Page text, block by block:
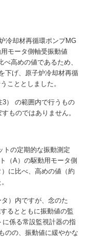
冷却材再循環ポンプMG
モータ側軸受振動値
べ高めの値であるため、
下げ、原子炉冷却材再循
こととしました。
） の範囲内で行うもの
ものではありません。
トの定期的な振動測定
（A）の駆動用モータ側
に比べ、高めの値（約
）内ですが、念のた
るとともに振動値の監
係る常設監視計器の指
のの、振動値に緩やかな